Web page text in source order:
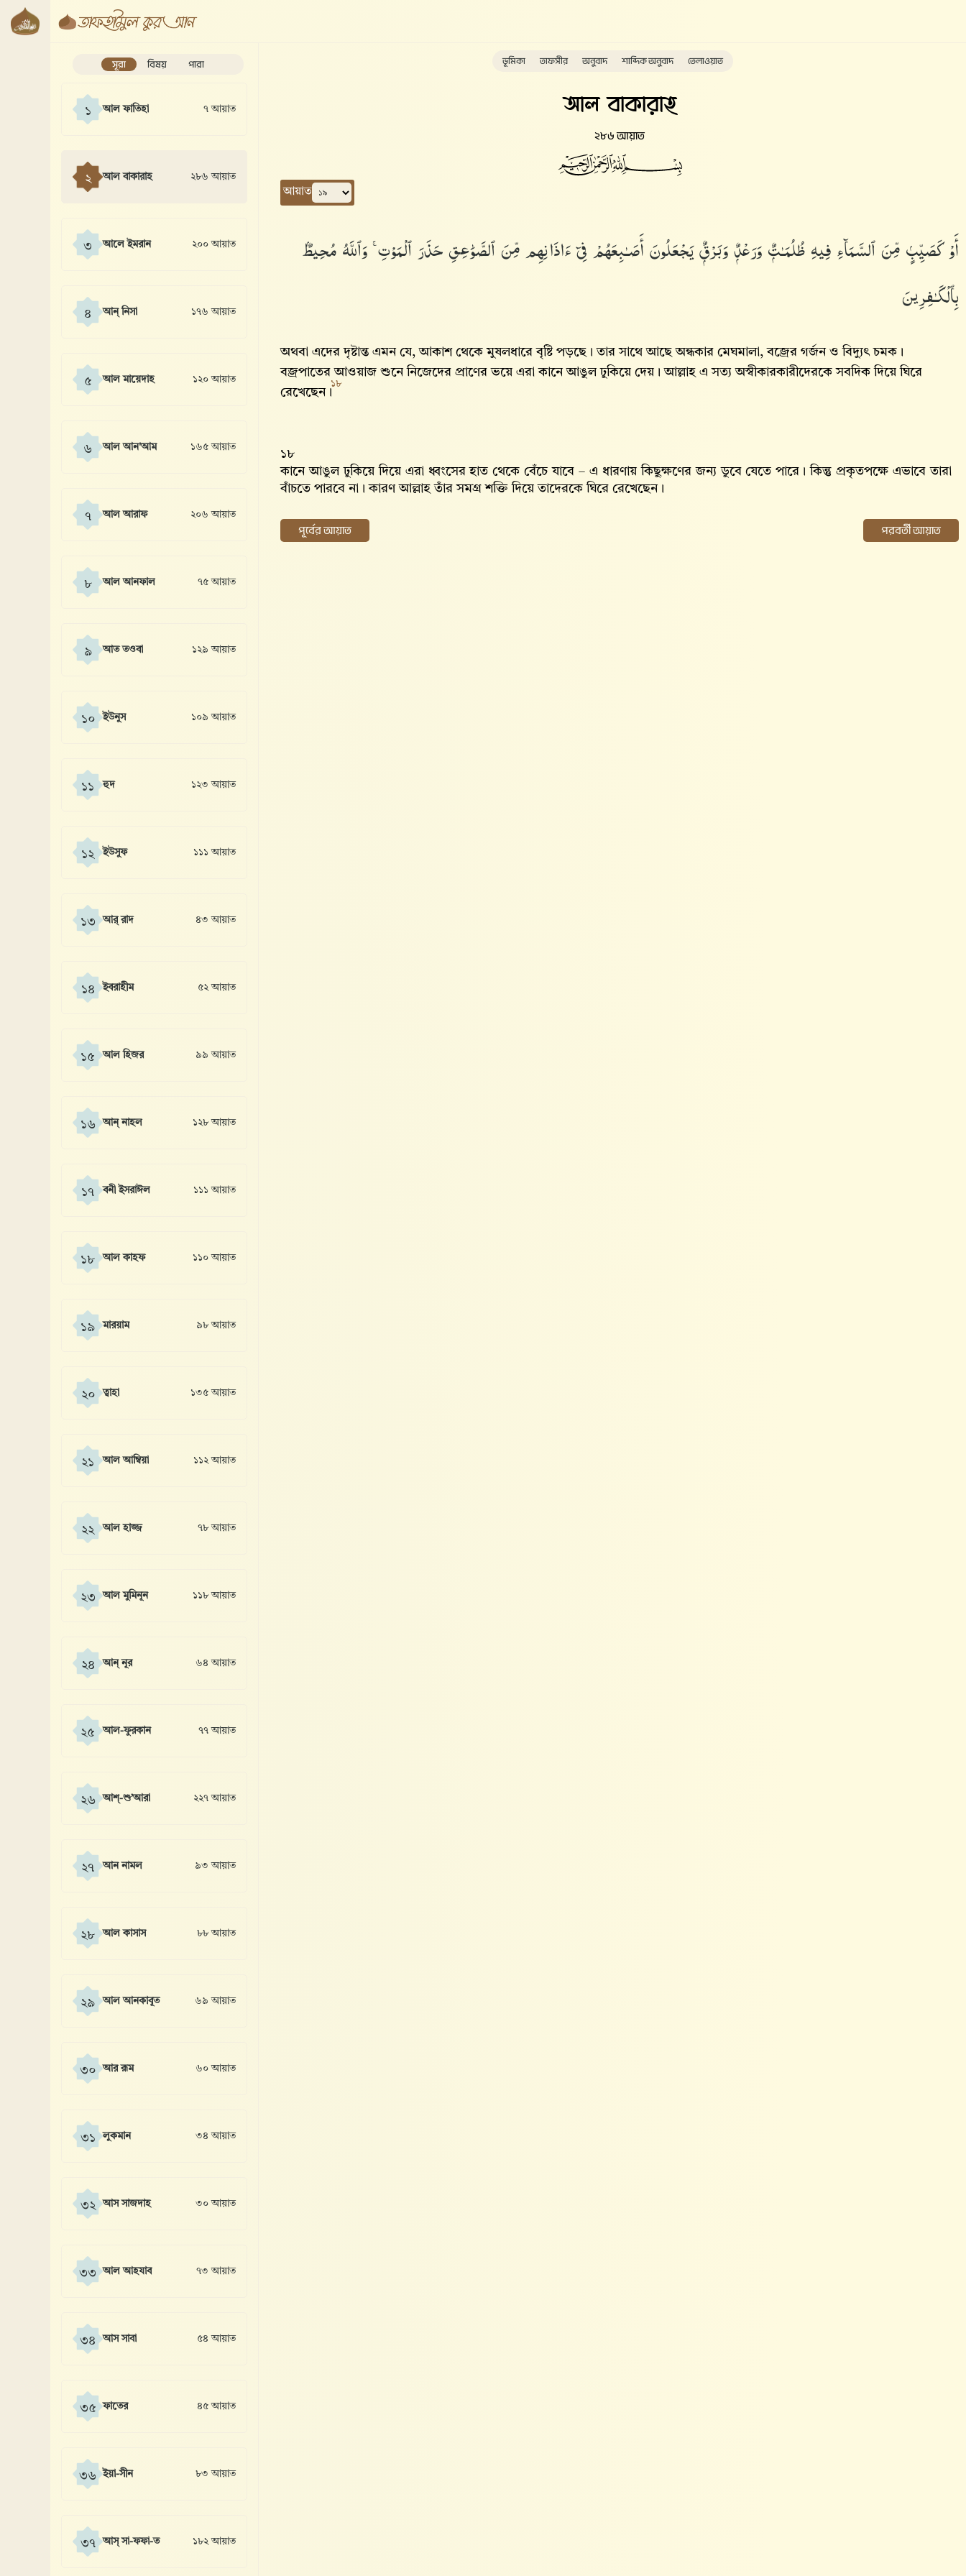
সূরা বিষয় পারা
১ আল ফাতিহা ৭ আয়াত
২ আল বাকারাহ ২৮৬ আয়াত
৩ আলে ইমরান ২০০ আয়াত
৪ আন্ নিসা ১৭৬ আয়াত
৫ আল মায়েদাহ ১২০ আয়াত
৬ আল আন'আম ১৬৫ আয়াত
৭ আল আরাফ ২০৬ আয়াত
৮ আল আনফাল ৭৫ আয়াত
৯ আত তওবা ১২৯ আয়াত
১০ ইউনুস ১০৯ আয়াত
১১ হুদ ১২৩ আয়াত
১২ ইউসুফ ১১১ আয়াত
১৩ আর্ রাদ ৪৩ আয়াত
১৪ ইবরাহীম ৫২ আয়াত
১৫ আল হিজর ৯৯ আয়াত
১৬ আন্ নাহল ১২৮ আয়াত
১৭ বনী ইসরাঈল ১১১ আয়াত
১৮ আল কাহফ ১১০ আয়াত
১৯ মারয়াম ৯৮ আয়াত
২০ ত্বাহা ১৩৫ আয়াত
২১ আল আম্বিয়া ১১২ আয়াত
২২ আল হাজ্জ ৭৮ আয়াত
২৩ আল মুমিনূন ১১৮ আয়াত
২৪ আন্ নূর ৬৪ আয়াত
২৫ আল-ফুরকান ৭৭ আয়াত
২৬ আশ্-শু’আরা ২২৭ আয়াত
২৭ আন নামল ৯৩ আয়াত
২৮ আল কাসাস ৮৮ আয়াত
২৯ আল আনকাবূত ৬৯ আয়াত
৩০ আর রূম ৬০ আয়াত
৩১ লুকমান ৩৪ আয়াত
৩২ আস সাজদাহ ৩০ আয়াত
৩৩ আল আহযাব ৭৩ আয়াত
৩৪ আস সাবা ৫৪ আয়াত
৩৫ ফাতের ৪৫ আয়াত
৩৬ ইয়া-সীন ৮৩ আয়াত
৩৭ আস্ সা-ফফা-ত ১৮২ আয়াত
ভূমিকা তাফসীর অনুবাদ শাব্দিক অনুবাদ তেলাওয়াত
আল বাকারাহ
২৮৬ আয়াত
আয়াত
أَوْ كَصَيِّبٍۢ مِّنَ ٱلسَّمَآءِ فِيهِ ظُلُمَـٰتٌۭ وَرَعْدٌۭ وَبَرْقٌۭ يَجْعَلُونَ أَصَـٰبِعَهُمْ فِىٓ ءَاذَانِهِم مِّنَ ٱلصَّوَٰعِقِ حَذَرَ ٱلْمَوْتِ ۚ وَٱللَّهُ مُحِيطٌۢ
بِٱلْكَـٰفِرِينَ
অথবা এদের দৃষ্টান্ত এমন যে, আকাশ থেকে মুষলধারে বৃষ্টি পড়ছে। তার সাথে আছে অন্ধকার মেঘমালা, বজ্রের গর্জন ও বিদ্যুৎ চমক।
বজ্রপাতের আওয়াজ শুনে নিজেদের প্রাণের ভয়ে এরা কানে আঙুল ঢুকিয়ে দেয়। আল্লাহ‌ এ সত্য অস্বীকারকারীদেরকে সবদিক দিয়ে ঘিরে
রেখেছেন।
১৮
১৮
কানে আঙুল ঢুকিয়ে দিয়ে এরা ধ্বংসের হাত থেকে বেঁচে যাবে – এ ধারণায় কিছুক্ষণের জন্য ডুবে যেতে পারে। কিন্তু প্রকৃতপক্ষে এভাবে তারা
বাঁচতে পারবে না। কারণ আল্লাহ‌ তাঁর সমগ্র শক্তি দিয়ে তাদেরকে ঘিরে রেখেছেন।
পূর্বের আয়াত পরবর্তী আয়াত